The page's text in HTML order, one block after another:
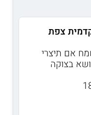
צפת
אם תיצרי
בצוקה